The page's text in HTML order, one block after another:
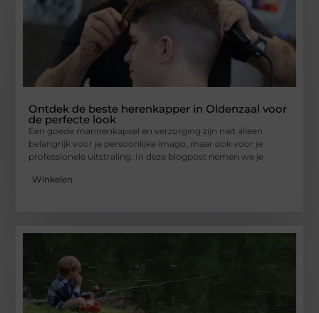
Ontdek de beste herenkapper in Oldenzaal voor
de perfecte look
Een goede mannenkapsel en verzorging zijn niet alleen
belangrijk voor je persoonlijke imago, maar ook voor je
professionele uitstraling. In deze blogpost nemen we je
Winkelen